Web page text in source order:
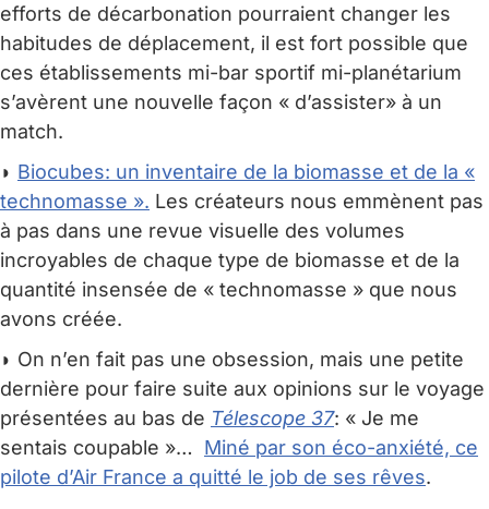
efforts de décarbonation pourraient changer les
habitudes de déplacement, il est fort possible que
ces établissements mi-bar sportif mi-planétarium
s’avèrent une nouvelle façon « d’assister» à un
match.
◗ Biocubes: un inventaire de la biomasse et de la «
technomasse ». Les créateurs nous emmènent pas
à pas dans une revue visuelle des volumes
incroyables de chaque type de biomasse et de la
quantité insensée de « technomasse » que nous
avons créée.
◗ On n’en fait pas une obsession, mais une petite
dernière pour faire suite aux opinions sur le voyage
présentées au bas de Télescope 37: « Je me
sentais coupable »… Miné par son éco-anxiété, ce
pilote d’Air France a quitté le job de ses rêves.